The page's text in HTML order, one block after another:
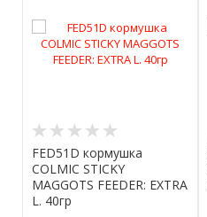
FED51D кормушка
COLMIC STICKY
MAGGOTS FEEDER: EXTRA
L. 40гр